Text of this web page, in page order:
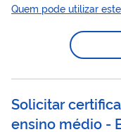
para receber, de forma
necessidade de se
ainda, evitar gastos
Quem pode utilizar
Solicitar
ensino médio -